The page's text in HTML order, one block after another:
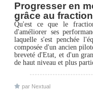
Progresser en
grâce au
Qu'est ce que le
d'améliorer ses
laquelle s'est penchée
composée d'un ancien
breveté d'Etat, et d'un
de haut niveau et plus
par Nextual